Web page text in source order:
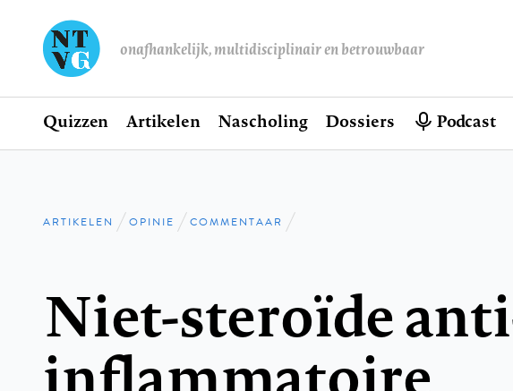
onafhankelijk, multidisciplinair en betrouwbaar
Hoofdnavigatie
Home
Quizzen Artikelen Nascholing Dossiers Podcast
Kruimelpad
ARTIKELEN OPINIE COMMENTAAR
Niet-steroïde